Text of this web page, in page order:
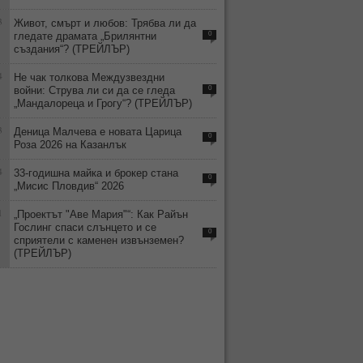
Живот, смърт и любов: Трябва ли да
гледате драмата „Брилянтни
създания“? (ТРЕЙЛЪР)
0
Не чак толкова Междузвездни
войни: Струва ли си да се гледа
„Мандалореца и Грогу“? (ТРЕЙЛЪР)
0
Деница Малчева е новата Царица
Роза 2026 на Казанлък
0
33-годишна майка и брокер стана
„Мисис Пловдив“ 2026
0
„Проектът "Аве Мария"“: Как Райън
Гослинг спаси слънцето и се
сприятели с каменен извънземен?
(ТРЕЙЛЪР)
0